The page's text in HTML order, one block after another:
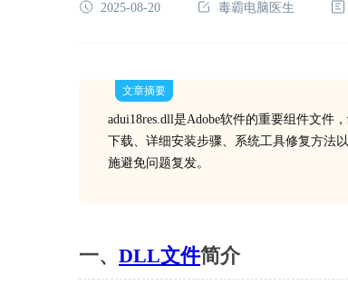
2025-08-20 毒霸电脑医生
文章摘要
adui18res.dll是Adobe软件的重要组件文
下载、详细安装步骤、系统工具修复方法
施避免问题复发。
一、 DLL文件简介